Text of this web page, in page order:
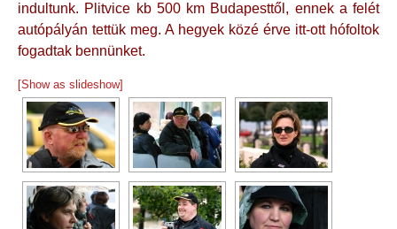
indultunk. Plitvice kb 500 km Budapesttől, ennek a felét
autópályán tettük meg. A hegyek közé érve itt-ott hófoltok
fogadtak bennünket.
[Show as slideshow]